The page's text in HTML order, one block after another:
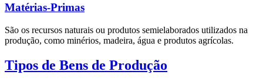
Matérias-Primas
São os recursos naturais ou produtos semielaborados utilizados na
produção, como minérios, madeira, água e produtos agrícolas.
Tipos de Bens de Produção